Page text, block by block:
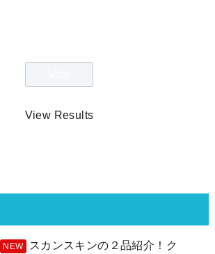
View Results
スカンスキンの２品紹介！ク